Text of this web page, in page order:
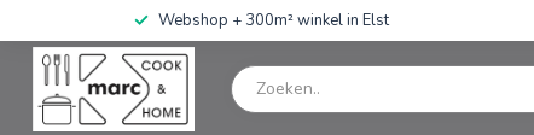
Webshop + 300m² winkel in Elst